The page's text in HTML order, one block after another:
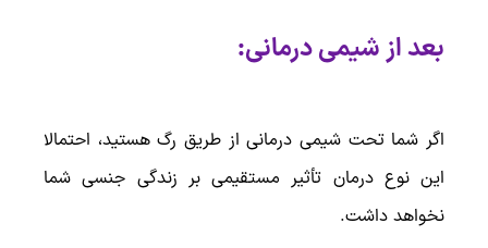
بعد از شیمی درمانی:
اگر شما تحت شیمی درمانی از طریق رگ هستید، احتمالا
این نوع درمان تأثیر مستقیمی بر زندگی جنسی شما
نخواهد داشت.